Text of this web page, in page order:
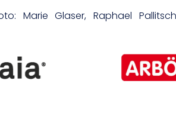
Marie Glaser, Raphael